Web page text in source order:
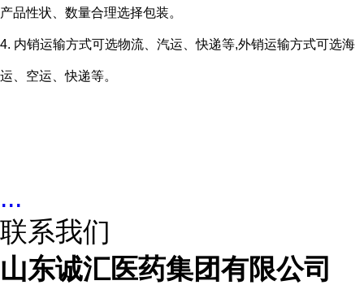
产品性状、数量合理选择包装。
4. 内销运输方式可选物流、汽运、快递等,外销运输方式可选海
运、空运、快递等。
...
联系我们
山东诚汇医药集团有限公司